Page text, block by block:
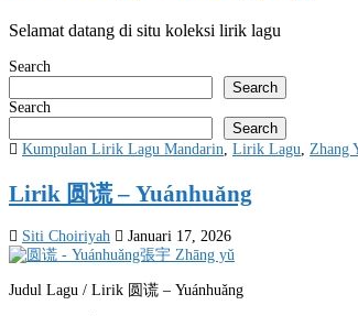
Selamat datang di situ koleksi lirik lagu
Search
Search
Search
Search
Posted
Kumpulan Lirik Lagu Mandarin Lirik Lagu Zhang
Lirik 圆谎 – Yuánhuǎng
Siti Choiriyah Januari 17, 2026
Judul Lagu / Lirik 圆谎 – Yuánhuǎng